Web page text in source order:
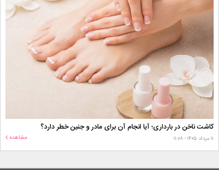
کاشت ناخن در بارداری؛ آیا انجام آن برای مادر و جنین خطر دارد؟
۱۱ مرداد ۱۴۰۵ - ۱۱:۰۸ مشاهده